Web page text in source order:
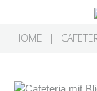
HOME